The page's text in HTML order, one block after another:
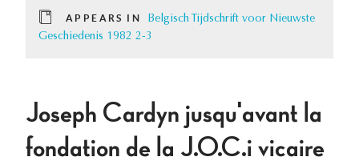
APPEARS IN
Belgisch Tijdschrift voor Nieuwste
Geschiedenis 1982 2-3
Joseph Cardyn jusqu'avant la
fondation de la J.O.C.i vicaire